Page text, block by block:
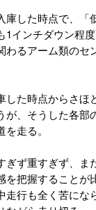
した時点で、「
1インチダウン程
わるアーム類のセ
た時点からさほ
が、そうした各部
走る。
ず重すぎず、ま
を把握することが
走行も全く苦にな